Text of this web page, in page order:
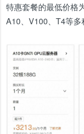
特惠套餐的最低价格
A10、V100、T4等多